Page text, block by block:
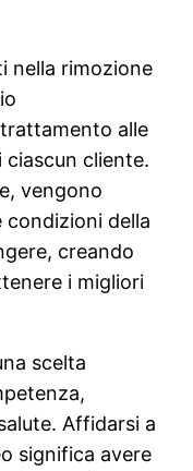
nella rimozione
alle
ciascun cliente.
vengono
della
creando
i migliori
scelta
Affidarsi a
significa avere